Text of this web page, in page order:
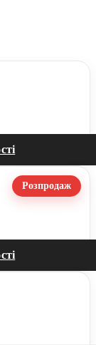
Розпродаж